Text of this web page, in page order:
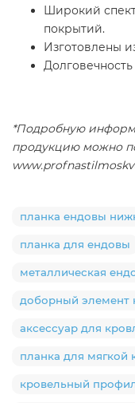
Широкий
покрытий.
Изготовлены
*Подробную
продукцию можно
планка ендовы
планка для ендовы
металлическая
доборный элемент
аксессуар для
планка для мягкой
кровельный